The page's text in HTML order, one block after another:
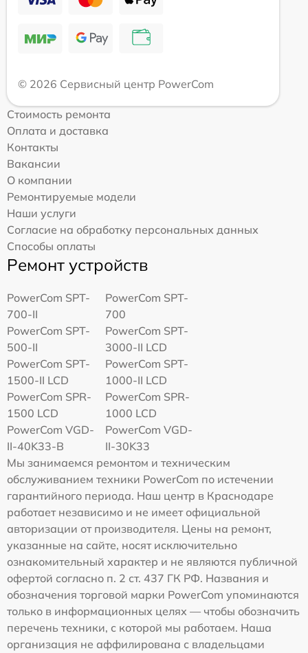
© 2026 Сервисный центр PowerCom
Стоимость ремонта
Оплата и доставка
Контакты
Вакансии
О компании
Ремонтируемые модели
Наши услуги
Согласие на обработку персональных данных
Способы оплаты
Ремонт устройств
PowerCom SPT-
700-II
PowerCom SPT-
700
PowerCom SPT-
500-II
PowerCom SPT-
3000-II LCD
PowerCom SPT-
1500-II LCD
PowerCom SPT-
1000-II LCD
PowerCom SPR-
1500 LCD
PowerCom SPR-
1000 LCD
PowerCom VGD-
II-40K33-B
PowerCom VGD-
II-30K33
Мы занимаемся ремонтом и техническим
обслуживанием техники PowerCom по истечении
гарантийного периода. Наш центр в Краснодаре
работает независимо и не имеет официальной
авторизации от производителя. Цены на ремонт,
указанные на сайте, носят исключительно
ознакомительный характер и не являются публичной
офертой согласно п. 2 ст. 437 ГК РФ. Названия и
обозначения торговой марки PowerCom упоминаются
только в информационных целях — чтобы обозначить
перечень техники, с которой мы работаем. Наша
организация не аффилирована с владельцами